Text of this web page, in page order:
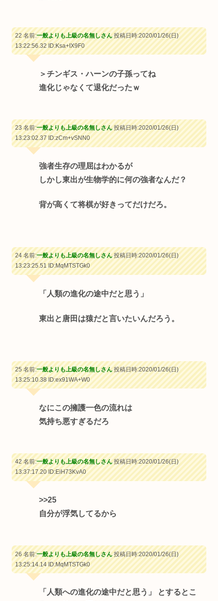
22 名前:一般よりも上級の名無しさん投稿日時:2020/01/26(日)
13:22:56.32ID:Ksa+IX9F0
＞チンギス・ハーンの子孫ってね
進化じゃなくて退化だったｗ
23 名前:一般よりも上級の名無しさん投稿日時:2020/01/26(日)
13:23:02.37ID:zCm+vSNN0
強者生存の理屈はわかるが
しかし東出が生物学的に何の強者なんだ？
背が高くて将棋が好きってだけだろ。
24 名前:一般よりも上級の名無しさん投稿日時:2020/01/26(日)
13:23:25.51ID:MqMTSTGk0
「人類の進化の途中だと思う」
東出と唐田は猿だと言いたいんだろう。
25 名前:一般よりも上級の名無しさん投稿日時:2020/01/26(日)
13:25:10.38ID:ex91WA+W0
なにこの擁護一色の流れは
気持ち悪すぎるだろ
42 名前:一般よりも上級の名無しさん投稿日時:2020/01/26(日)
13:37:17.20ID:EiH73KvA0
>>25
自分が浮気してるから
26 名前:一般よりも上級の名無しさん投稿日時:2020/01/26(日)
13:25:14.14ID:MqMTSTGk0
「人類への進化の途中だと思う」 とするとこ